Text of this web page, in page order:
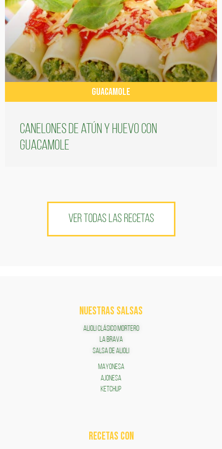
GUACAMOLE
Canelones de atún y huevo con
guacamole
VER TODAS LAS RECETAS
NUESTRAS SALSAS
ALIOLI CLÁSICO MORTERO
LA BRAVA
SALSA DE ALIOLI
MAYONESA
AJONESA
KETCHUP
RECETAS COn